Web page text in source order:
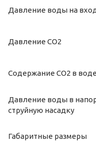
Давление воды на
Давление СО2
Содержание СО2 в воде
Давление воды в
струйную насадку
Габаритные размеры